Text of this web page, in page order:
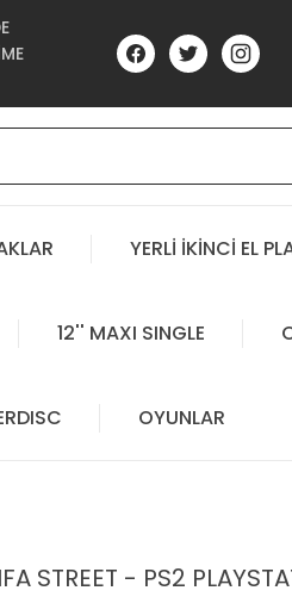
YERLİ İKİNCİ EL
12'' MAXI SINGLE
OYUNLAR
STREET - PS2